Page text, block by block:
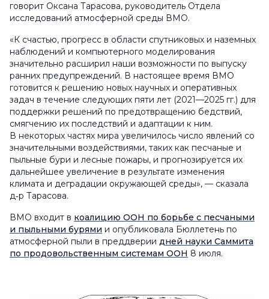
говорит Оксана Тарасова, руководитель Отдела
исследований атмосферной среды ВМО.
«К счастью, прогресс в области спутниковых и наземных
наблюдений и компьютерного моделирования
значительно расширил наши возможности по выпуску
ранних предупреждений. В настоящее время ВМО
готовится к решению новых научных и оперативных
задач в течение следующих пяти лет (2021—2025 гг.) для
поддержки решений по предотвращению бедствий,
смягчению их последствий и адаптации к ним.
В некоторых частях мира увеличилось число явлений со
значительными воздействиями, таких как песчаные и
пыльные бури и лесные пожары, и прогнозируется их
дальнейшее увеличение в результате изменения
климата и деградации окружающей среды», — сказала
д‑р Тарасова.
ВМО входит в коалицию ООН по борьбе с песчаными
и пыльными бурями и опубликовала Бюллетень по
атмосферной пыли в преддверии дней науки Саммита
по продовольственным системам ООН 8 июля.